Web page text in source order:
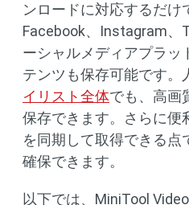
ンロードに対応するだけ
Facebook、Instagram、
ーシャルメディアプラッ
テンツも保存可能です。
イリスト全体でも、高画
保存できます。さらに便
を同期して取得できる点
確保できます。
以下では、MiniTool